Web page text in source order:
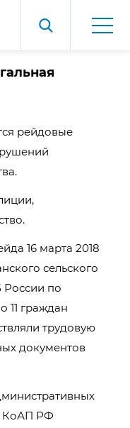
рейдовые
16 марта 2018
сельского
России по
11 граждан
трудовую
документов
КоАП РФ